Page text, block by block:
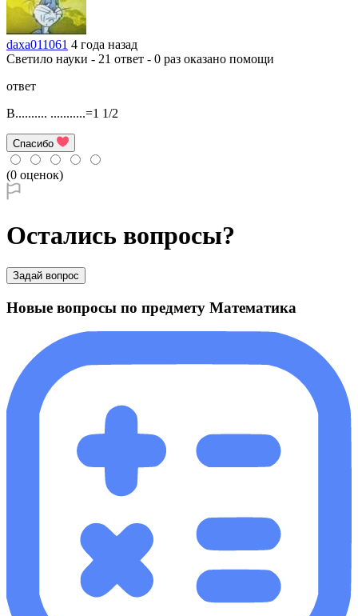
daxa011061 4 года назад
Светило науки - 21 ответ - 0 раз оказано помощи
ответ
В.......... ...........=1 1/2
Спасибо
(0 оценок)
Остались вопросы?
Задай вопрос
Новые вопросы по предмету Математика